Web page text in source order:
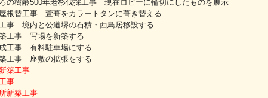
の樹齢500年老杉伐採工事 現在ロビーに輪切にしたものを展示
根替工事 萱葺をカラートタンに葺き替える
事 境内と公道堺の石積・西鳥居移設する
工事 写場を新築する
工事 有料駐車場にする
工事 座敷の拡張をする
築工事
事
新築工事